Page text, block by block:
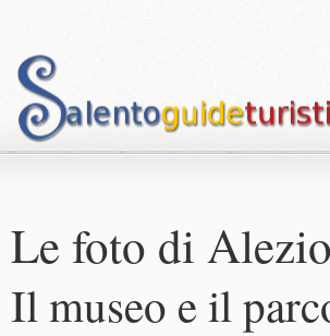
Le foto di Alezio
Il museo e il